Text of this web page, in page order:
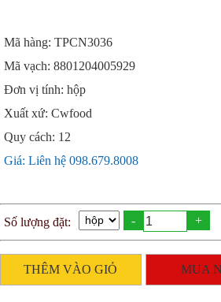
Mã hàng: TPCN3036
Mã vạch: 8801204005929
Đơn vị tính: hộp
Xuất xứ: Cwfood
Quy cách: 12
Giá: Liên hệ 098.679.8008
Số lượng đặt: - +
THÊM VÀO GIỎ MUA